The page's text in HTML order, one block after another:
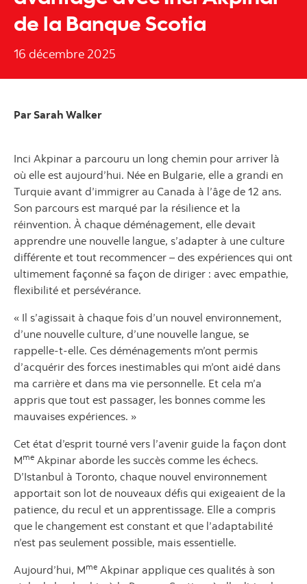
de la Banque Scotia
16 décembre 2025
Par Sarah Walker
Inci Akpinar a parcouru un long chemin pour arriver là
où elle est aujourd’hui. Née en Bulgarie, elle a grandi en
Turquie avant d’immigrer au Canada à l’âge de 12 ans.
Son parcours est marqué par la résilience et la
réinvention. À chaque déménagement, elle devait
apprendre une nouvelle langue, s’adapter à une culture
différente et tout recommencer – des expériences qui ont
ultimement façonné sa façon de diriger : avec empathie,
flexibilité et persévérance.
« Il s’agissait à chaque fois d’un nouvel environnement,
d’une nouvelle culture, d’une nouvelle langue, se
rappelle-t-elle. Ces déménagements m’ont permis
d’acquérir des forces inestimables qui m’ont aidé dans
ma carrière et dans ma vie personnelle. Et cela m’a
appris que tout est passager, les bonnes comme les
mauvaises expériences. »
Cet état d’esprit tourné vers l’avenir guide la façon dont
Mme Akpinar aborde les succès comme les échecs.
D’Istanbul à Toronto, chaque nouvel environnement
apportait son lot de nouveaux défis qui exigeaient de la
patience, du recul et un apprentissage. Elle a compris
que le changement est constant et que l’adaptabilité
n’est pas seulement possible, mais essentielle.
Aujourd’hui, Mme Akpinar applique ces qualités à son